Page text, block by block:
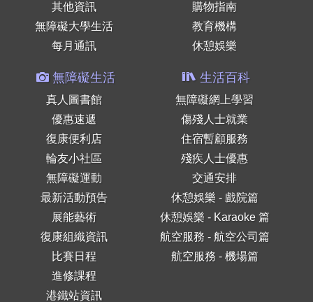
其他資訊
無障礙大學生活
每月通訊
購物指南
教育機構
休憩娛樂
無障礙生活
真人圖書館
優惠速遞
復康便利店
輪友小社區
無障礙運動
最新活動預告
展能藝術
復康組織資訊
比賽日程
進修課程
港鐵站資訊
生活百科
無障礙網上學習
傷殘人士就業
住宿暫顧服務
殘疾人士優惠
交通安排
休憩娛樂 - 戲院篇
休憩娛樂 - Karaoke 篇
航空服務 - 航空公司篇
航空服務 - 機場篇